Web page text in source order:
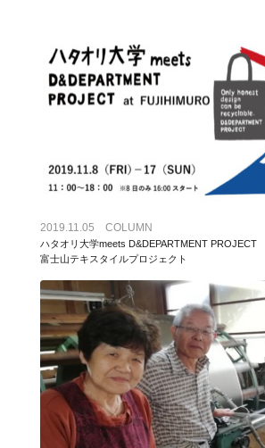
2019.11.05 COLUMN
ハタオリ大学meets D&DEPARTMENT PROJECT
富士山テキスタイルプロジェクト